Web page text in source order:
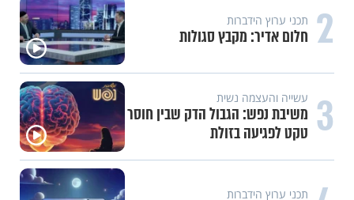
2 תכני ערוץ הידברות
חלום אדיר: מקבץ סגולות
3 עשייה והעצמה נשית
משיבת נפש: הגבול הדק שבין חוסר
טקט לפגיעה בזולת
תכני ערוץ הידברות